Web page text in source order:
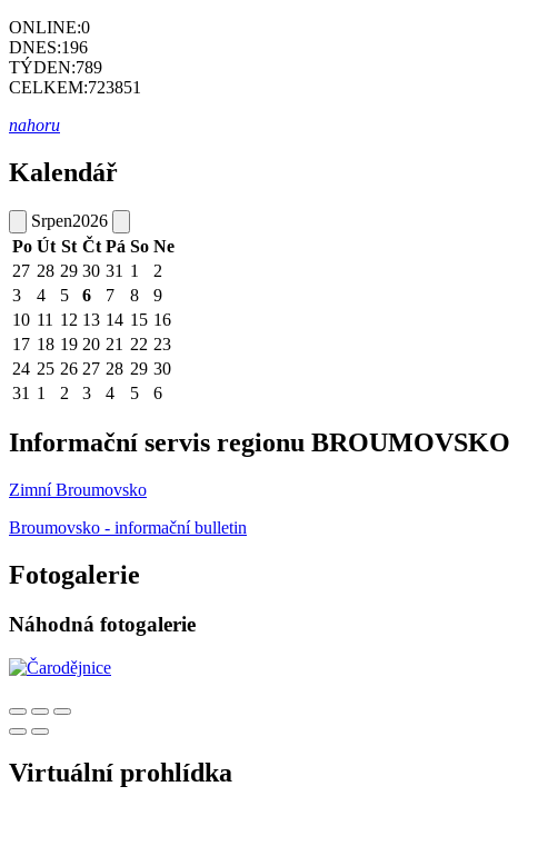
ONLINE:0
DNES:196
TÝDEN:789
CELKEM:723851
nahoru
Kalendář
Srpen2026
Po Út St Čt Pá So Ne
27 28 29 30 31 1
2
3
4 5 6 7 8
9
10 11 12 13 14 15 16
17 18 19 20 21 22 23
24 25 26 27 28 29 30
31 1 2 3 4 5 6
Informační servis regionu BROUMOVSKO
Zimní Broumovsko
Broumovsko - informační bulletin
Fotogalerie
Náhodná fotogalerie
Virtuální prohlídka